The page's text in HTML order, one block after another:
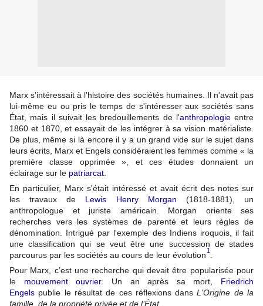
Marx s’intéressait à l'histoire des sociétés humaines. Il n'avait pas
lui-même eu ou pris le temps de s'intéresser aux sociétés sans
État, mais il suivait les bredouillements de l'anthropologie entre
1860 et 1870, et essayait de les intégrer à sa vision matérialiste.
De plus, même si là encore il y a un grand vide sur le sujet dans
leurs écrits, Marx et Engels considéraient les femmes comme « la
première classe opprimée », et ces études donnaient un
éclairage sur le patriarcat
En particulier, Marx s'était intéressé et avait écrit des notes sur
les travaux de
Lewis Henry Morgan
(1818-1881), un
anthropologue et juriste américain. Morgan oriente ses
recherches vers les systèmes de parenté et leurs règles de
dénomination. Intrigué par l'exemple des Indiens iroquois, il fait
une classification qui se veut être une succession de stades
parcourus par les sociétés au cours de leur évolution 1
Pour Marx, c’est une recherche qui devait être popularisée pour
le
mouvement ouvrier. Un an après sa mort,
Friedrich
Engels publie le résultat de ces réflexions dans L'Origine de la
famille, de la propriété privée et de l’État.